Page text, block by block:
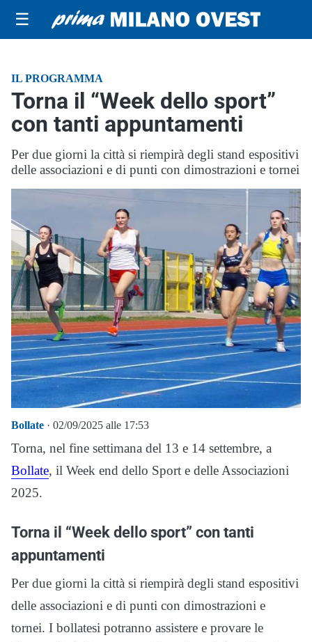
☰
IL PROGRAMMA
Torna il “Week dello sport”
con tanti appuntamenti
Per due giorni la città si riempirà degli stand espositivi
delle associazioni e di punti con dimostrazioni e tornei
Bollate · 02/09/2025 alle 17:53
Torna, nel fine settimana del 13 e 14 settembre, a
Bollate, il Week end dello Sport e delle Associazioni
2025.
Torna il “Week dello sport” con tanti
appuntamenti
Per due giorni la città si riempirà degli stand espositivi
delle associazioni e di punti con dimostrazioni e
tornei. I bollatesi potranno assistere e provare le